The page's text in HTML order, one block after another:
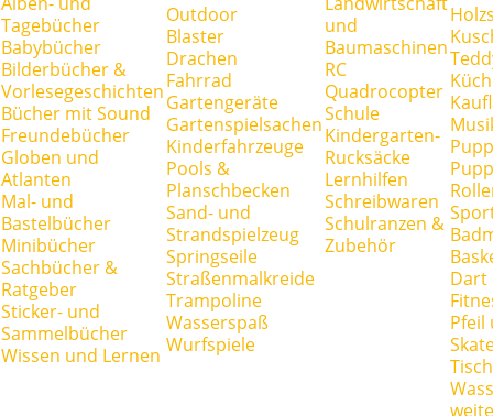
Tagebücher
Babybücher
Bilderbücher &
Vorlesegeschichten
Bücher mit Sound
Freundebücher
Globen und
Atlanten
Mal- und
Bastelbücher
Minibücher
Sachbücher &
Ratgeber
Sticker- und
Sammelbücher
Wissen und Lernen
Outdoor
Blaster
Drachen
Fahrrad
Gartengeräte
Gartenspielsachen
Kinderfahrzeuge
Pools &
Planschbecken
Sand- und
Strandspielzeug
Springseile
Straßenmalkreide
Trampoline
Wasserspaß
Wurfspiele
und
Baumaschinen
RC
Quadrocopter
Schule
Kindergarten-
Rucksäcke
Lernhilfen
Schreibwaren
Schulranzen &
Zubehör
Dart
Pfeil